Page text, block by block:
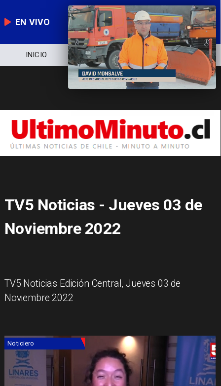
EN VIVO
NOTICIERO POLÍTICA ECONOMÍA
TV5 Noticias - Jueves 03 de
Noviembre 2022
TV5 Noticias Edición Central, Jueves 03 de
Noviembre 2022
Noticiero